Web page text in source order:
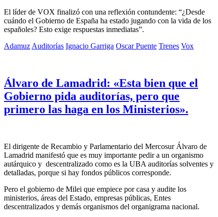
El líder de VOX finalizó con una reflexión contundente: “¿Desde
cuándo el Gobierno de España ha estado jugando con la vida de los
españoles? Esto exige respuestas inmediatas”.
Adamuz Auditorías Ignacio Garriga Oscar Puente Trenes Vox
Álvaro de Lamadrid: «Esta bien que el
Gobierno pida auditorías, pero que
primero las haga en los Ministerios».
El dirigente de Recambio y Parlamentario del Mercosur Álvaro de
Lamadrid manifestó que es muy importante pedir a un organismo
autárquico y descentralizado como es la UBA auditorías solventes y
detalladas, porque si hay fondos públicos corresponde.
Pero el gobierno de Milei que empiece por casa y audite los
ministerios, áreas del Estado, empresas públicas, Entes
descentralizados y demás organismos del organigrama nacional.